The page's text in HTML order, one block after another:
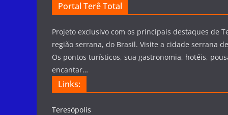
Portal Terê Total
Projeto exclusivo com os principais destaques de
região serrana, do Brasil. Visite a cidade serrana
Os pontos turísticos, sua gastronomia, hotéis,
encantar…
Links:
Teresópolis